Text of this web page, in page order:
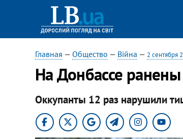
Главная — Общество — Війна — 2 сентября
На Донбассе
Оккупанты 12 раз нарушили